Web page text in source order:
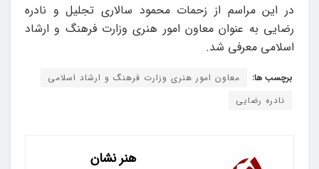
در این مراسم از زحمات محمود سالاری تجلیل و نادره
رضایی به عنوان معاون امور هنری وزارت فرهنگ و ارشاد
اسلامی معرفی شد.
برچسب ها:
معاون امور هنری وزارت فرهنگ و ارشاد اسلامی
نادره رضایی
هنر نشان